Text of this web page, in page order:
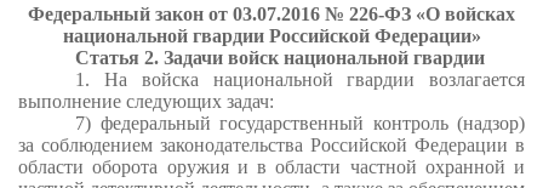
Федеральный закон от 03.07.2016 № 226-ФЗ «О войсках
национальной гвардии Российской Федерации»
Статья 2. Задачи войск национальной гвардии
1. На войска национальной гвардии возлагается
выполнение следующих задач:
7) федеральный государственный контроль (надзор)
за соблюдением законодательства Российской Федерации в
области оборота оружия и в области частной охранной и